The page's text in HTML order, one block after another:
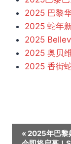
2025 巴黎
2025 蛇年
2025
2025 奥贝
2025 香街
活« 2025年巴黎